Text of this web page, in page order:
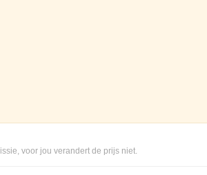
voor jou verandert de prijs niet.